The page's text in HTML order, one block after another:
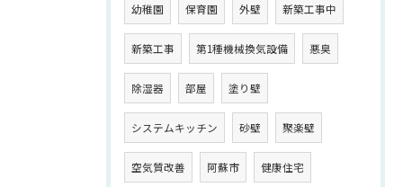
幼稚園 保育園 外壁 新築工事中
新築工事 第1種機械換気設備 悪臭
除湿器 部屋 塗り壁
システムキッチン 砂壁 聚楽壁
空気質改善 阿蘇市 健康住宅